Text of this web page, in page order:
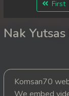
14. Nak
16. Nak
First
Nak
Komsan70